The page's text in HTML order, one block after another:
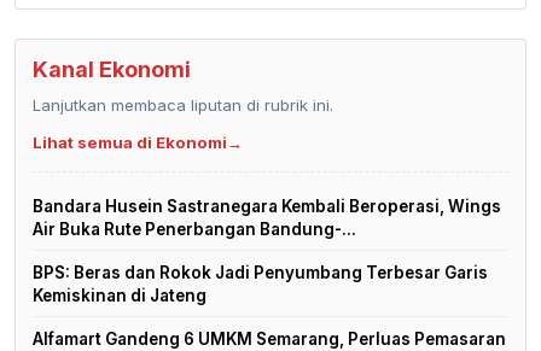
Kanal Ekonomi
Lanjutkan membaca liputan di rubrik ini.
Lihat semua di Ekonomi→
Bandara Husein Sastranegara Kembali Beroperasi, Wings
Air Buka Rute Penerbangan Bandung-...
BPS: Beras dan Rokok Jadi Penyumbang Terbesar Garis
Kemiskinan di Jateng
Alfamart Gandeng 6 UMKM Semarang, Perluas Pemasaran